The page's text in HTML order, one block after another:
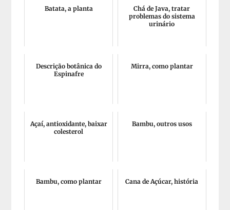
Batata, a planta
Chá de Java, tratar
problemas do sistema
urinário
Descrição botânica do
Espinafre
Mirra, como plantar
Açaí, antioxidante, baixar
colesterol
Bambu, outros usos
Bambu, como plantar Cana de Açúcar, história